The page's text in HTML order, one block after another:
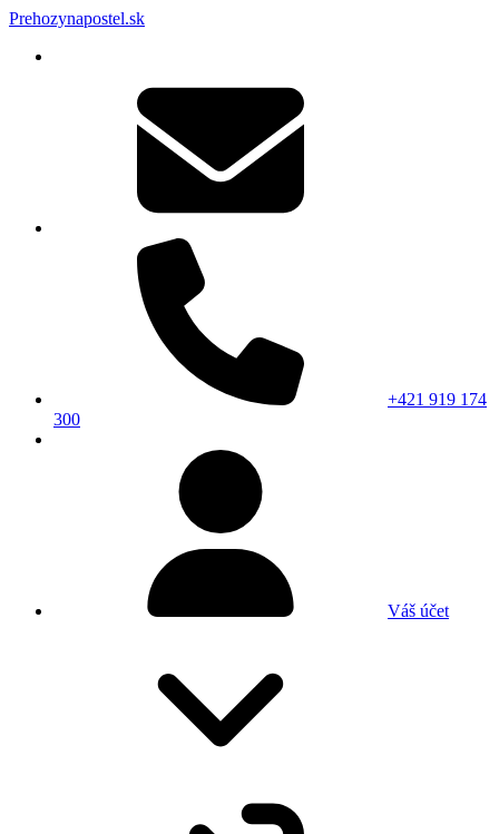
Prehozynapostel.sk
+421 919 174
300
Váš účet